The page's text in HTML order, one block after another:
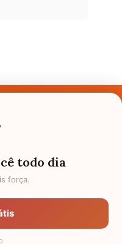
todo dia
força.